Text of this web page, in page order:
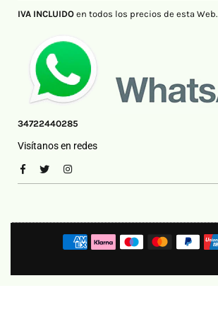
IVA INCLUIDO en todos los precios de esta Web.
34722440285
Visítanos en redes
Facebook
TwitterInstagram